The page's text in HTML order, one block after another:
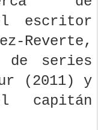
escritor
Reverte,
de series
(2011) y
capitán